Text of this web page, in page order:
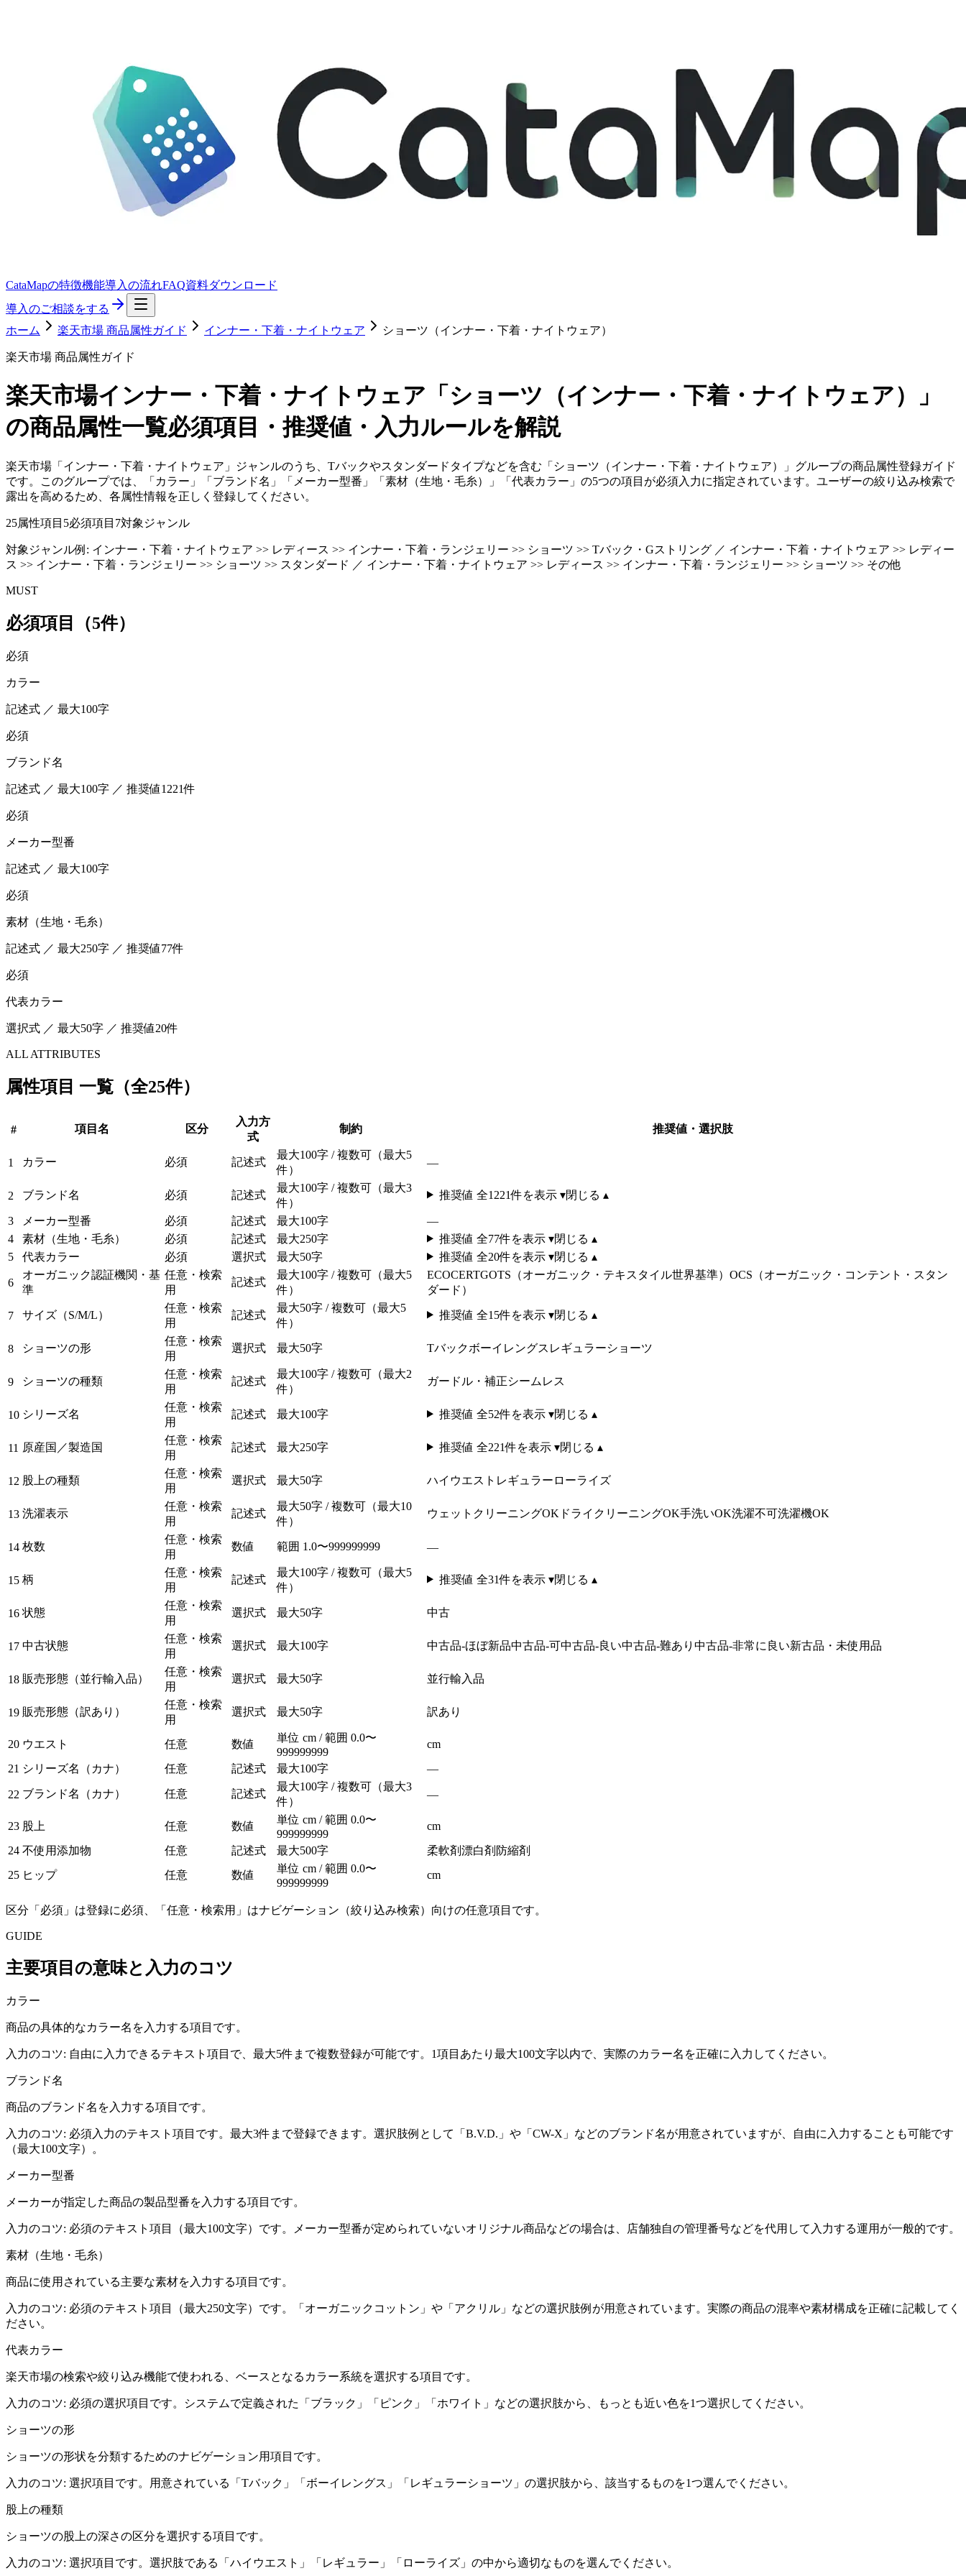
CataMapの特徴機能導入の流れFAQ資料ダウンロード
導入のご相談をする
ホーム
楽天市場 商品属性ガイド インナー・下着・ナイトウェア ショーツ（インナー・下着・ナイトウェア）
楽天市場 商品属性ガイド
楽天市場インナー・下着・ナイトウェア「ショーツ（インナー・下着・ナイトウェア）」
の商品属性一覧必須項目・推奨値・入力ルールを解説
楽天市場「インナー・下着・ナイトウェア」ジャンルのうち、Tバックやスタンダードタイプなどを含む「ショーツ（インナー・下着・ナイトウェア）」グループの商品属性登録ガイド
です。このグループでは、「カラー」「ブランド名」「メーカー型番」「素材（生地・毛糸）」「代表カラー」の5つの項目が必須入力に指定されています。ユーザーの絞り込み検索で
露出を高めるため、各属性情報を正しく登録してください。
25属性項目 5必須項目 7対象ジャンル
対象ジャンル例: インナー・下着・ナイトウェア >> レディース >> インナー・下着・ランジェリー >> ショーツ >> Tバック・Gストリング ／ インナー・下着・ナイトウェア >> レディー
ス >> インナー・下着・ランジェリー >> ショーツ >> スタンダード ／ インナー・下着・ナイトウェア >> レディース >> インナー・下着・ランジェリー >> ショーツ >> その他
MUST
必須項目（5件）
必須
カラー
記述式 ／ 最大100字
必須
ブランド名
記述式 ／ 最大100字 ／ 推奨値1221件
必須
メーカー型番
記述式 ／ 最大100字
必須
素材（生地・毛糸）
記述式 ／ 最大250字 ／ 推奨値77件
必須
代表カラー
選択式 ／ 最大50字 ／ 推奨値20件
ALL ATTRIBUTES
属性項目 一覧（全25件）
# 項目名 区分
入力方
式
制約 推奨値・選択肢
1 カラー 必須 記述式
最大100字 / 複数可（最大5
件）
—
2 ブランド名 必須 記述式
最大100字 / 複数可（最大3
件）
推奨値 全1221件を表示 ▾閉じる ▴
3 メーカー型番 必須 記述式 最大100字
—
4
素材（生地・毛糸） 必須 記述式 最大250字 推奨値 全77件を表示 ▾閉じる ▴
5
代表カラー 必須 選択式 最大50字 推奨値 全20件を表示 ▾閉じる ▴
6
オーガニック認証機関・基
準
任意・検索
用
記述式
最大100字 / 複数可（最大5
件）
ECOCERTGOTS（オーガニック・テキスタイル世界基準） OCS（オーガニック・コンテント・スタン
ダード）
7 サイズ（S/M/L）
任意・検索
用
記述式
最大50字 / 複数可（最大5
件）
推奨値 全15件を表示 ▾閉じる ▴
8 ショーツの形
任意・検索
用
選択式 最大50字 Tバックボーイレングス レギュラーショーツ
9 ショーツの種類
任意・検索
用
記述式
最大100字 / 複数可（最大2
件）
ガードル・補正シームレス
10 シリーズ名
任意・検索
用
記述式 最大100字 推奨値 全52件を表示 ▾閉じる ▴
11 原産国／製造国
任意・検索
用
記述式 最大250字 推奨値 全221件を表示 ▾閉じる ▴
12 股上の種類
任意・検索
用
選択式 最大50字 ハイウエスト レギュラー ローライズ
13 洗濯表示
任意・検索
用
記述式
最大50字 / 複数可（最大10
件）
ウェットクリーニングOK ドライクリーニングOK手洗いOK洗濯不可洗濯機OK
14 枚数
任意・検索
用
数値 範囲 1.0〜999999999 —
15 柄
任意・検索
用
記述式
最大100字 / 複数可（最大5
件）
推奨値 全31件を表示 ▾閉じる ▴
16 状態
任意・検索
用
選択式 最大50字 中古
17 中古状態
任意・検索
用
選択式 最大100字 中古品-ほぼ新品中古品-可中古品-良い中古品-難あり 中古品-非常に良い新古品・未使用品
18 販売形態（並行輸入品）
任意・検索
用
選択式 最大50字 並行輸入品
19 販売形態（訳あり）
任意・検索
用
選択式 最大50字 訳あり
20 ウエスト 任意 数値
単位 cm / 範囲 0.0〜
999999999
cm
21 シリーズ名（カナ） 任意 記述式 最大100字 —
22 ブランド名（カナ） 任意 記述式
最大100字 / 複数可（最大3
件）
—
23 股上 任意 数値
単位 cm / 範囲 0.0〜
999999999
cm
24 不使用添加物 任意 記述式 最大500字 柔軟剤漂白剤 防縮剤
25 ヒップ 任意 数値
単位 cm / 範囲 0.0〜
999999999
cm
区分「必須」は登録に必須、「任意・検索用」はナビゲーション（絞り込み検索）向けの任意項目です。
GUIDE
主要項目の意味と入力のコツ
カラー
商品の具体的なカラー名を入力する項目です。
入力のコツ: 自由に入力できるテキスト項目で、最大5件まで複数登録が可能です。1項目あたり最大100文字以内で、実際のカラー名を正確に入力してください。
ブランド名
商品のブランド名を入力する項目です。
入力のコツ: 必須入力のテキスト項目です。最大3件まで登録できます。選択肢例として「B.V.D.」や「CW-X」などのブランド名が用意されていますが、自由に入力することも可能です
（最大100文字）。
メーカー型番
メーカーが指定した商品の製品型番を入力する項目です。
入力のコツ: 必須のテキスト項目（最大100文字）です。メーカー型番が定められていないオリジナル商品などの場合は、店舗独自の管理番号などを代用して入力する運用が一般的です。
素材（生地・毛糸）
商品に使用されている主要な素材を入力する項目です。
入力のコツ: 必須のテキスト項目（最大250文字）です。「オーガニックコットン」や「アクリル」などの選択肢例が用意されています。実際の商品の混率や素材構成を正確に記載してく
ださい。
代表カラー
楽天市場の検索や絞り込み機能で使われる、ベースとなるカラー系統を選択する項目です。
入力のコツ: 必須の選択項目です。システムで定義された「ブラック」「ピンク」「ホワイト」などの選択肢から、もっとも近い色を1つ選択してください。
ショーツの形
ショーツの形状を分類するためのナビゲーション用項目です。
入力のコツ: 選択項目です。用意されている「Tバック」「ボーイレングス」「レギュラーショーツ」の選択肢から、該当するものを1つ選んでください。
股上の種類
ショーツの股上の深さの区分を選択する項目です。
入力のコツ: 選択項目です。選択肢である「ハイウエスト」「レギュラー」「ローライズ」の中から適切なものを選んでください。